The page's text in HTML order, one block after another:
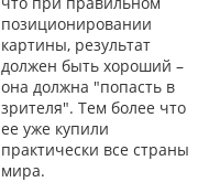
позиционировании
картины, результат
должен быть хороший –
она должна "попасть в
зрителя". Тем более что
ее уже купили
практически все страны
мира.